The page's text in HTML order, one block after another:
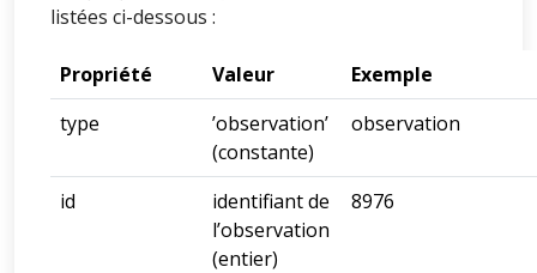
listées ci-dessous :
Propriété Valeur
Exemple
type
’observation’
(constante)
observation
id
identifiant de
l’observation
(entier)
8976